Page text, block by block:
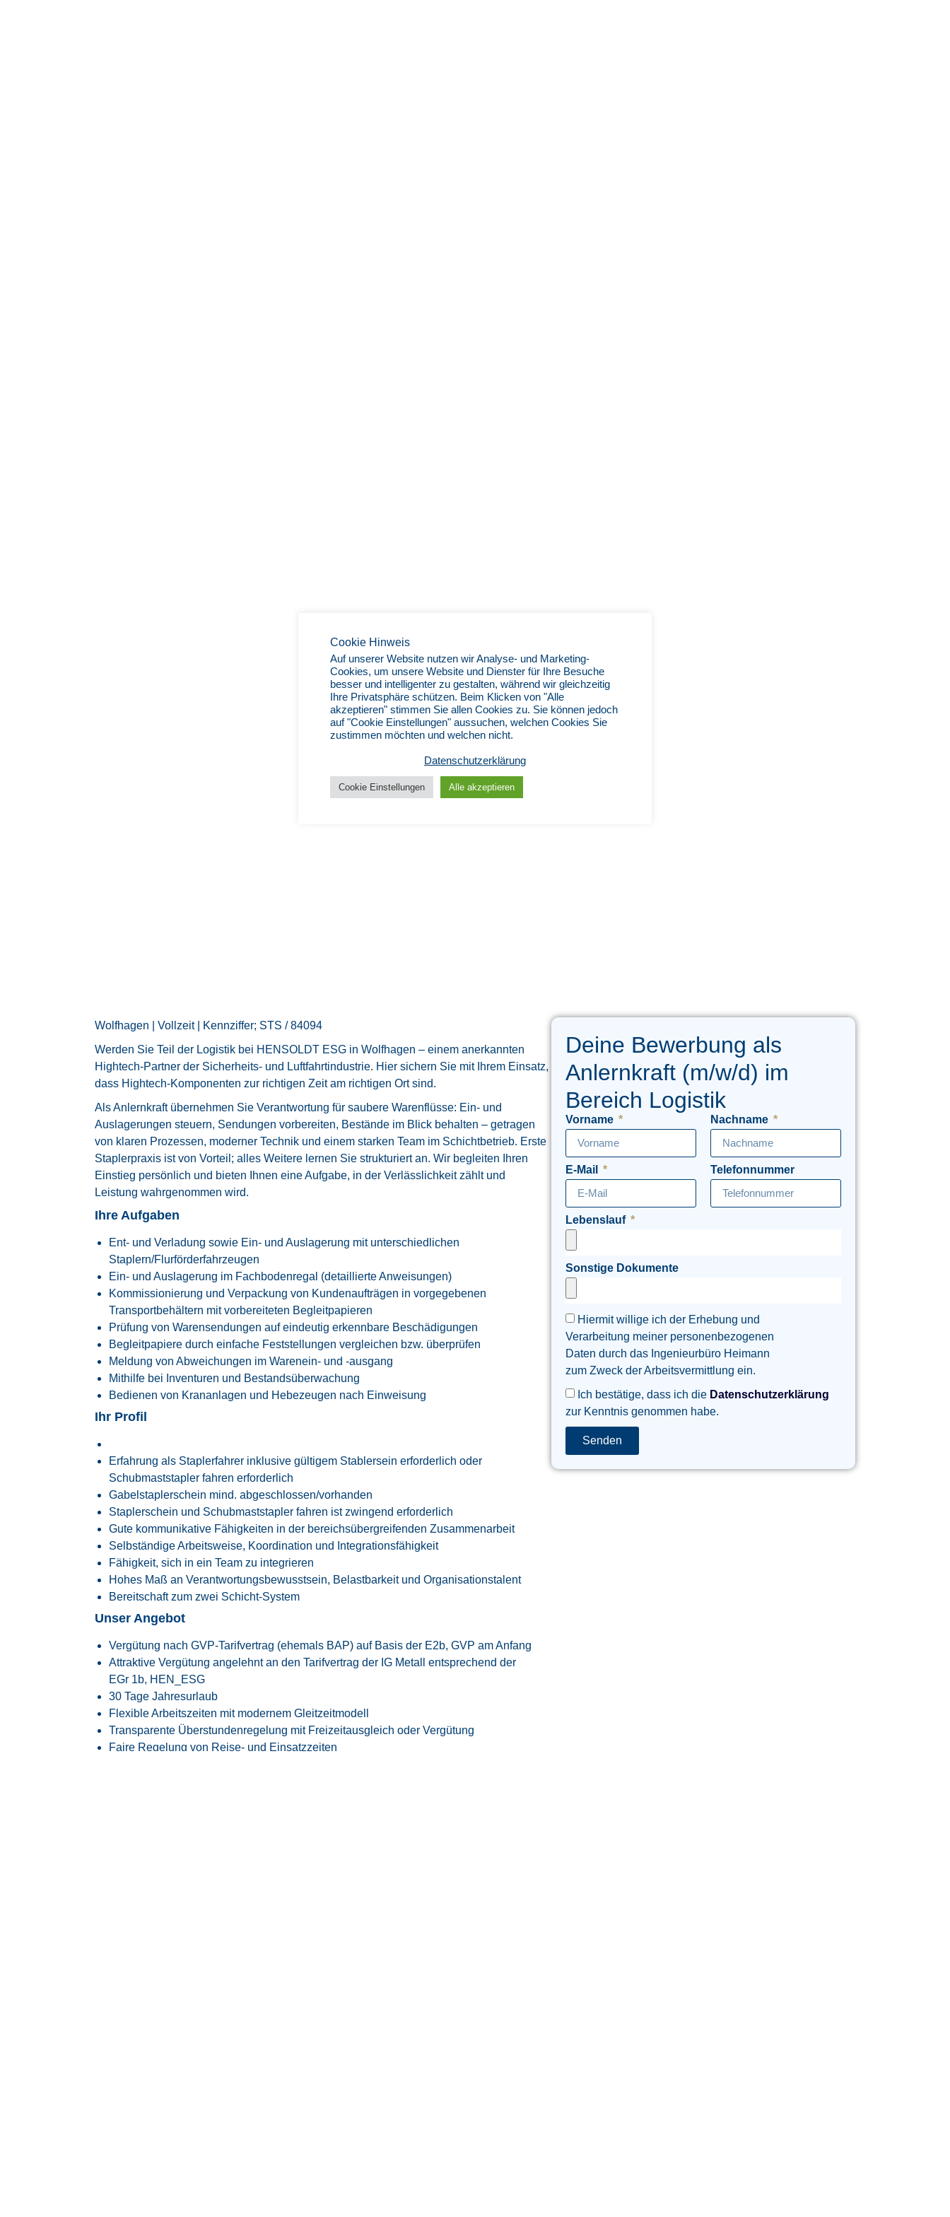
Wolfhagen | Vollzeit | Kennziffer; STS / 84094
Werden Sie Teil der Logistik bei HENSOLDT ESG in Wolfhagen – einem anerkannten
Hightech-Partner der Sicherheits- und Luftfahrtindustrie. Hier sichern Sie mit Ihrem Einsatz,
dass Hightech-Komponenten zur richtigen Zeit am richtigen Ort sind.
Als Anlernkraft übernehmen Sie Verantwortung für saubere Warenflüsse: Ein- und
Auslagerungen steuern, Sendungen vorbereiten, Bestände im Blick behalten – getragen
von klaren Prozessen, moderner Technik und einem starken Team im Schichtbetrieb. Erste
Staplerpraxis ist von Vorteil; alles Weitere lernen Sie strukturiert an. Wir begleiten Ihren
Einstieg persönlich und bieten Ihnen eine Aufgabe, in der Verlässlichkeit zählt und
Leistung wahrgenommen wird.
Ihre Aufgaben
Ent- und Verladung sowie Ein- und Auslagerung mit unterschiedlichen
Staplern/Flurförderfahrzeugen
Ein- und Auslagerung im Fachbodenregal (detaillierte Anweisungen)
Kommissionierung und Verpackung von Kundenaufträgen in vorgegebenen
Transportbehältern mit vorbereiteten Begleitpapieren
Prüfung von Warensendungen auf eindeutig erkennbare Beschädigungen
Begleitpapiere durch einfache Feststellungen vergleichen bzw. überprüfen
Meldung von Abweichungen im Warenein- und -ausgang
Mithilfe bei Inventuren und Bestandsüberwachung
Bedienen von Krananlagen und Hebezeugen nach Einweisung
Ihr Profil
Erfahrung als Staplerfahrer inklusive gültigem Stablersein erforderlich oder
Schubmaststapler fahren erforderlich
Gabelstaplerschein mind. abgeschlossen/vorhanden
Staplerschein und Schubmaststapler fahren ist zwingend erforderlich
Gute kommunikative Fähigkeiten in der bereichsübergreifenden Zusammenarbeit
Selbständige Arbeitsweise, Koordination und Integrationsfähigkeit
Fähigkeit, sich in ein Team zu integrieren
Hohes Maß an Verantwortungsbewusstsein, Belastbarkeit und Organisationstalent
Bereitschaft zum zwei Schicht-System
Unser Angebot
Vergütung nach GVP-Tarifvertrag (ehemals BAP) auf Basis der E2b, GVP am Anfang
Attraktive Vergütung angelehnt an denTarifvertrag der IG Metall
entsprechend der
EGr 1b, HEN_ESG
30 Tage Jahresurlaub
Flexible Arbeitszeiten mit modernem Gleitzeitmodell
Transparente Überstundenregelung mit Freizeitausgleich oder Vergütung
Faire Regelung von Reise- und Einsatzzeiten
Deine Bewerbung als
Anlernkraft (m/w/d) im
Bereich Logistik
Vorname Nachname
E-Mail Telefonnummer
Lebenslauf
Sonstige Dokumente
Hiermit willige ich der Erhebung und
Verarbeitung meiner personenbezogenen
Daten durch das Ingenieurbüro Heimann
zum Zweck der Arbeitsvermittlung ein.
Ich bestätige, dass ich die Datenschutzerklärung
zur Kenntnis genommen habe.
Senden
Cookie Hinweis
Auf unserer Website nutzen wir Analyse- und Marketing-
Cookies, um unsere Website und Dienster für Ihre Besuche
besser und intelligenter zu gestalten, während wir gleichzeitig
Ihre Privatsphäre schützen. Beim Klicken von "Alle
akzeptieren" stimmen Sie allen Cookies zu. Sie können jedoch
auf "Cookie Einstellungen" aussuchen, welchen Cookies Sie
zustimmen möchten und welchen nicht.
Datenschutzerklärung
Cookie Einstellungen Alle akzeptieren